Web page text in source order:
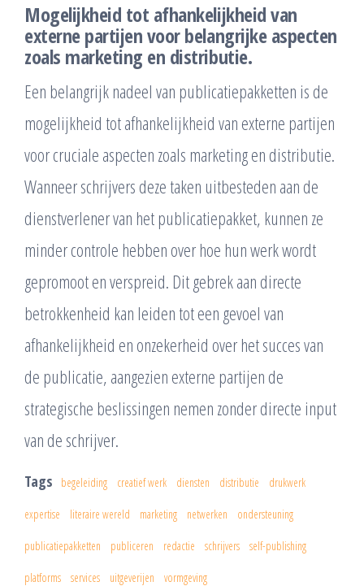
Mogelijkheid tot afhankelijkheid van
externe partijen voor belangrijke aspecten
zoals marketing en distributie.
Een belangrijk nadeel van publicatiepakketten is de
mogelijkheid tot afhankelijkheid van externe partijen
voor cruciale aspecten zoals marketing en distributie.
Wanneer schrijvers deze taken uitbesteden aan de
dienstverlener van het publicatiepakket, kunnen ze
minder controle hebben over hoe hun werk wordt
gepromoot en verspreid. Dit gebrek aan directe
betrokkenheid kan leiden tot een gevoel van
afhankelijkheid en onzekerheid over het succes van
de publicatie, aangezien externe partijen de
strategische beslissingen nemen zonder directe input
van de schrijver.
Tags begeleiding creatief werk diensten distributie drukwerk
expertise literaire wereld marketing netwerken ondersteuning
publicatiepakketten publiceren redactie schrijvers self-publishing
platforms services uitgeverijen vormgeving